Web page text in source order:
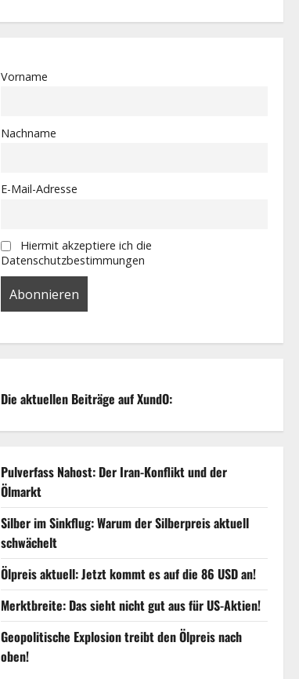
Vorname
Nachname
E-Mail-Adresse
Hiermit akzeptiere ich die
Datenschutzbestimmungen
Die aktuellen Beiträge auf XundO:
Pulverfass Nahost: Der Iran-Konflikt und der
Ölmarkt
Silber im Sinkflug: Warum der Silberpreis aktuell
schwächelt
Ölpreis aktuell: Jetzt kommt es auf die 86 USD an!
Merktbreite: Das sieht nicht gut aus für US-Aktien!
Geopolitische Explosion treibt den Ölpreis nach
oben!